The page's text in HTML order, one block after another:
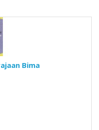
Bima